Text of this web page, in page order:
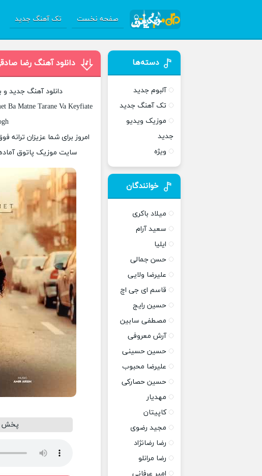
صفحه نخست تک آهنگ جدید
دانلود آهنگ رضا
دانلود آهنگ جدید و
Ba Matne Tarane Va Keyfiate
امروز برای شما عزیزان
سایت موزیک پاتوق
پخش
دسته‌ها
آلبوم جدید
تک آهنگ جدید
موزیک ویدیو
جدید
ویژه
خوانندگان
میلاد باکری
سعید آرام
ایلیا
حسن جمالی
علیرضا ولایی
قاسم ای جی اچ
حسین رایج
مصطفی سابین
آرش معروفی
حسین حسینی
علیرضا محبوب
حسین حصارکی
مهدیار
کاپیتان
مجید رضوی
رضا رضانژاد
رضا مرانلو
امیر عرفانی